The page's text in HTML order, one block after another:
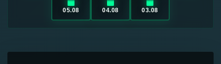
05.08 04.08 03.08